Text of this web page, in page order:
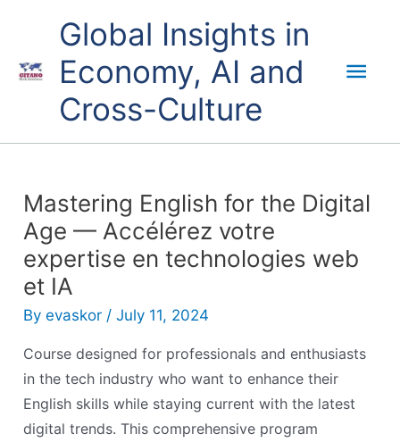
content
Global Insights in
Economy, AI and
Cross-Culture
Mastering English for the Digital
Age — Accélérez votre
expertise en technologies web
et IA
Byevaskor /July 11, 2024
Course designed for professionals and enthusiasts
in the tech industry who want to enhance their
English skills while staying current with the latest
digital trends. This comprehensive program